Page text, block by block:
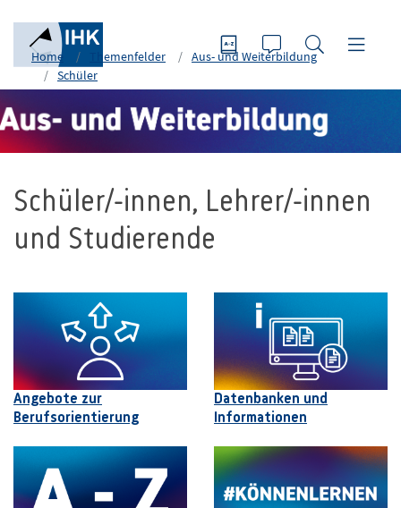
Home Themenfelder
Aus- und Weiterbildung
Schüler
Schüler/-innen, Lehrer/-innen
und Studierende
Angebote zur
Berufsorientierung
Datenbanken und
Informationen